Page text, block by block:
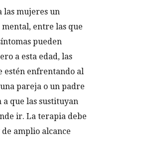
las mujeres un
entre las que
pueden
a esta edad, las
estén enfrentando al
pareja o un padre
que las sustituyan
ir. La terapia debe
amplio alcance